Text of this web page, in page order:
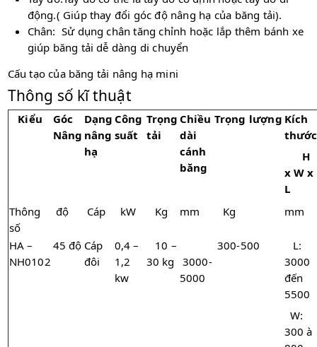
động.( Giúp thay đổi góc độ nâng hạ của băng tải).
Chân: Sử dụng chân tăng chỉnh hoặc lắp thêm bánh xe
giúp băng tải dễ dàng di chuyển
Cấu tạo của băng tải nâng hạ mini
Thông số kĩ thuật
Kiểu
Góc
Nâng
Dạng
nâng
hạ
Công
suất
Trọng
tải
Chiều
dài
cánh
băng
Trọng lượng Kích
thước
H
x W x
L
Thông
số
độ Cáp kW Kg mm Kg mm
HA –
NH0102
45 độ Cáp
đôi
0,4 –
1,2
kw
10 –
30 kg
3000-
5000
300-500
L:
3000
đến
5500
W:
300 à